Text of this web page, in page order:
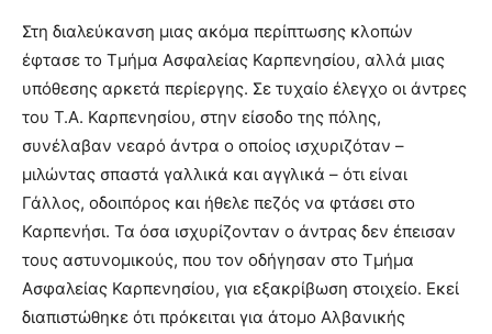
Στη διαλεύκανση μιας ακόμα περίπτωσης κλοπών
έφτασε το Τμήμα Ασφαλείας Καρπενησίου, αλλά μιας
υπόθεσης αρκετά περίεργης. Σε τυχαίο έλεγχο οι άντρες
του Τ.Α. Καρπενησίου, στην είσοδο της πόλης,
συνέλαβαν νεαρό άντρα ο οποίος ισχυριζόταν –
μιλώντας σπαστά γαλλικά και αγγλικά – ότι είναι
Γάλλος, οδοιπόρος και ήθελε πεζός να φτάσει στο
Καρπενήσι. Τα όσα ισχυρίζονταν ο άντρας δεν έπεισαν
τους αστυνομικούς, που τον οδήγησαν στο Τμήμα
Ασφαλείας Καρπενησίου, για εξακρίβωση στοιχείο. Εκεί
διαπιστώθηκε ότι πρόκειται για άτομο Αλβανικής